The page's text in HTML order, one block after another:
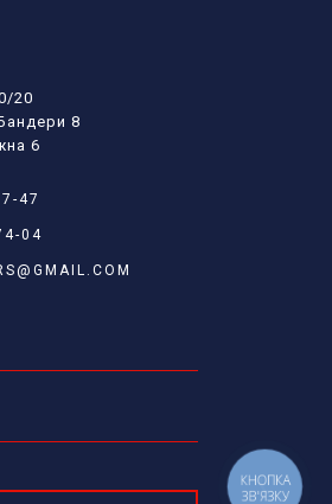
20
8
6
47
04
КНОПКА
ЗВ'ЯЗКУ